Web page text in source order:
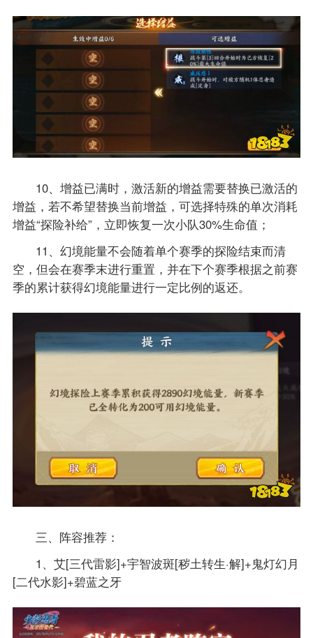
10、增益已满时，激活新的增益需要替换已激活的
增益，若不希望替换当前增益，可选择特殊的单次消耗
增益“探险补给”，立即恢复一次小队30%生命值；
11、幻境能量不会随着单个赛季的探险结束而清
空，但会在赛季末进行重置，并在下个赛季根据之前赛
季的累计获得幻境能量进行一定比例的返还。
三、阵容推荐：
1、艾[三代雷影]+宇智波斑[秽土转生·解]+鬼灯幻月
[二代水影]+碧蓝之牙